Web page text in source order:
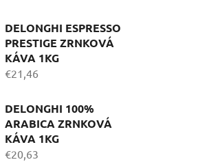
DELONGHI ESPRESSO
PRESTIGE ZRNKOVÁ
KÁVA 1KG
€21,46
DELONGHI 100%
ARABICA ZRNKOVÁ
KÁVA 1KG
€20,63